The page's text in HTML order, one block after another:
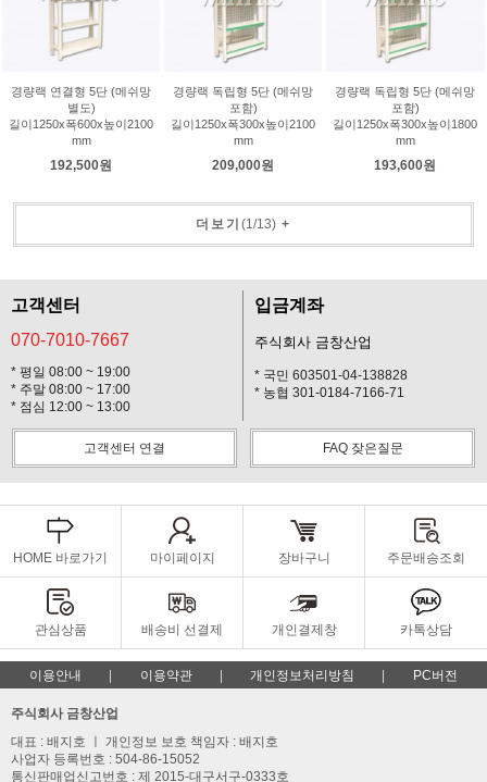
경량랙 연결형 5단 (메쉬망
별도)
길이1250x폭600x높이2100
mm
192,500원
경량랙 독립형 5단 (메쉬망
포함)
길이1250x폭300x높이2100
mm
209,000원
경량랙 독립형 5단 (메쉬망
포함)
길이1250x폭300x높이1800
mm
193,600원
더보기 (1/13) +
고객센터
070-7010-7667
* 평일 08:00 ~ 19:00
* 주말 08:00 ~ 17:00
* 점심 12:00 ~ 13:00
입금계좌
주식회사 금창산업
* 국민 603501-04-138828
* 농협 301-0184-7166-71
고객센터 연결 FAQ 잦은질문
HOME 바로가기 마이페이지 장바구니 주문배송조회
관심상품 배송비 선결제 개인결제창 카톡상담
이용안내 이용약관 개인정보처리방침 PC버전
주식회사 금창산업
대표 : 배지호 ㅣ 개인정보 보호 책임자 : 배지호
사업자 등록번호 : 504-86-15052
통신판매업신고번호 : 제 2015-대구서구-0333호